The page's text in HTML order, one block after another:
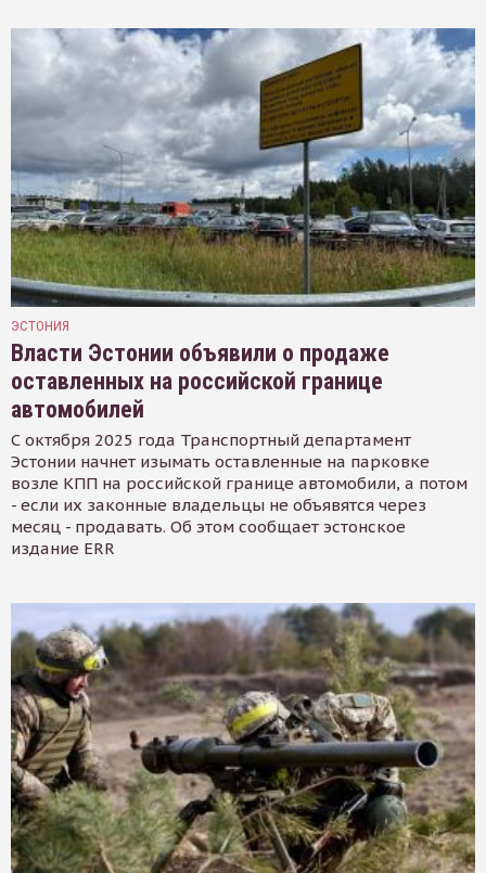
ЭСТОНИЯ
Власти Эстонии объявили о продаже
оставленных на российской границе
автомобилей
С октября 2025 года Транспортный департамент
Эстонии начнет изымать оставленные на парковке
возле КПП на российской границе автомобили, а потом
- если их законные владельцы не объявятся через
месяц - продавать. Об этом сообщает эстонское
издание ERR